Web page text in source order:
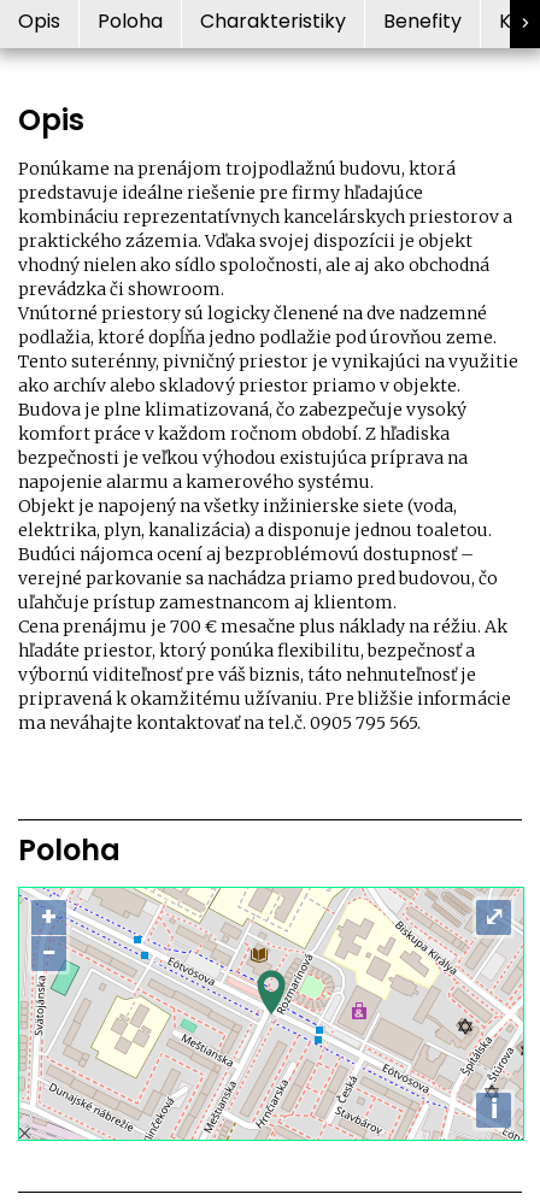
Opis Poloha Charakteristiky Benefity
Opis
Ponúkame na prenájom trojpodlažnú budovu, ktorá
predstavuje ideálne riešenie pre firmy hľadajúce
kombináciu reprezentatívnych kancelárskych priestorov a
praktického zázemia. Vďaka svojej dispozícii je objekt
vhodný nielen ako sídlo spoločnosti, ale aj ako obchodná
prevádzka či showroom.
Vnútorné priestory sú logicky členené na dve nadzemné
podlažia, ktoré dopĺňa jedno podlažie pod úrovňou zeme.
Tento suterénny, pivničný priestor je vynikajúci na využitie
ako archív alebo skladový priestor priamo v objekte.
Budova je plne klimatizovaná, čo zabezpečuje vysoký
komfort práce v každom ročnom období. Z hľadiska
bezpečnosti je veľkou výhodou existujúca príprava na
napojenie alarmu a kamerového systému.
Objekt je napojený na všetky inžinierske siete (voda,
elektrika, plyn, kanalizácia) a disponuje jednou toaletou.
Budúci nájomca ocení aj bezproblémovú dostupnosť –
verejné parkovanie sa nachádza priamo pred budovou, čo
uľahčuje prístup zamestnancom aj klientom.
Cena prenájmu je 700 € mesačne plus náklady na réžiu. Ak
hľadáte priestor, ktorý ponúka flexibilitu, bezpečnosť a
výbornú viditeľnosť pre váš biznis, táto nehnuteľnosť je
pripravená k okamžitému užívaniu. Pre bližšie informácie
ma neváhajte kontaktovať na tel.č. 0905 795 565.
Poloha
+
−
i
⤢